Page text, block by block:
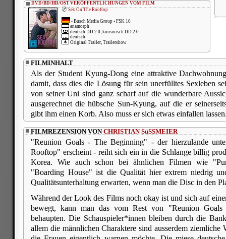
DVD/BD/HD/OST VERÖFFENTLICHUNGEN VOM FILM
Sex On The Rooftop
• Busch Media Group • FSK 16
anamorph
deutsch DD 2.0, koreanisch DD 2.0
deutsch
Original Trailer, Trailershow
FILMINHALT
Als der Student Kyung-Dong eine attraktive
damit, dass dies die Lösung für sein unerfülltes Sexleben
von seiner Uni sind ganz scharf auf die wunderbare
ausgerechnet die hübsche Sun-Kyung, auf die er
gibt ihm einen Korb. Also muss er sich etwas einfallen
FILMREZENSION VONCHRISTIAN SüSSMEIER
"Reunion Goals - The Beginning" - der hierzulande
Rooftop" erscheint - reiht sich ein in die Schlange billig
Korea. Wie auch schon bei ähnlichen Filmen wie
"Boarding House" ist die Qualität hier extrem niedrig
Qualitätsunterhaltung erwarten, wenn man die Disc in den
Während der Look des Films noch okay ist und sich auf
bewegt, kann man das vom Rest von "Reunion
behaupten. Die Schauspieler*innen bleiben durch die
allem die männlichen Charaktere sind ausserdem ziemliche